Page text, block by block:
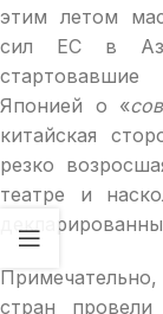
этим летом
сил ЕС в
Японией о «
китайская
резко
театре и
стран провели